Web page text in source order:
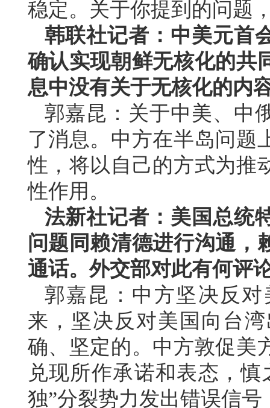
稳定。关于你提到的问题
韩联社记者：中美元首
确认实现朝鲜无核化的共
息中没有关于无核化的内
郭嘉昆：关于中美、中
了消息。中方在半岛问题
性，将以自己的方式为推
性作用。
法新社记者：美国总统
问题同赖清德进行沟通，
通话。外交部对此有何评
郭嘉昆：中方坚决反
来，坚决反对美国向台
确、坚定的。中方敦促美
兑现所作承诺和表态，
独”分裂势力发出错误信